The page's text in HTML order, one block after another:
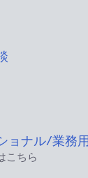
ョナル/業務
こちら